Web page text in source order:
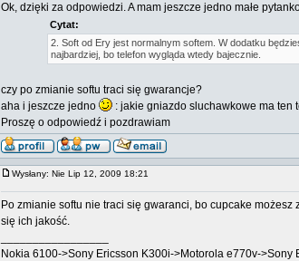
Ok, dzięki za odpowiedzi. A mam jeszcze jedno małe
Cytat:
2. Soft od Ery jest normalnym softem. W dodatku
najbardziej, bo telefon wygląda wtedy bajecznie.
czy po zmianie softu traci się gwarancje?
aha i jeszcze jedno
: jakie gniazdo sluchawkowe ma ten
Proszę o odpowiedź i pozdrawiam
Wysłany: Nie Lip 12, 2009 18:21
Po zmianie softu nie traci się gwaranci, bo cupcake
się ich jakość.
Nokia 6100->Sony Ericsson K300i->Motorola e770v-